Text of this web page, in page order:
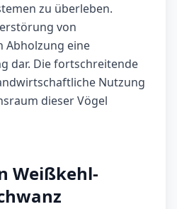
zu überleben.
von
Abholzung eine
dar. Die fortschreitende
Nutzung
dieser Vögel
Weißkehl-